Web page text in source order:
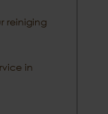
reiniging
in